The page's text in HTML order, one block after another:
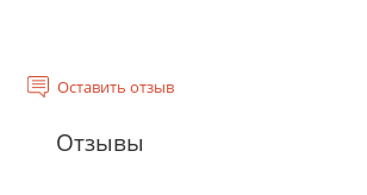
Оставить отзыв
Отзывы